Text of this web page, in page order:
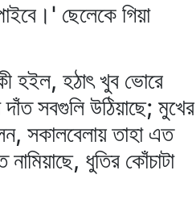
ছেলেকে গিয়া
হইল, হঠাৎ খুব ভোরে
সবগুলি উঠিয়াছে; মুখের
সকালবেলায় তাহা এত
ধুতির কোঁচাটা